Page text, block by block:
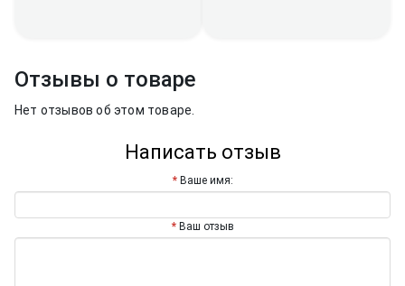
Отзывы о товаре
Нет отзывов об этом товаре.
Написать отзыв
Ваше имя:
Ваш отзыв